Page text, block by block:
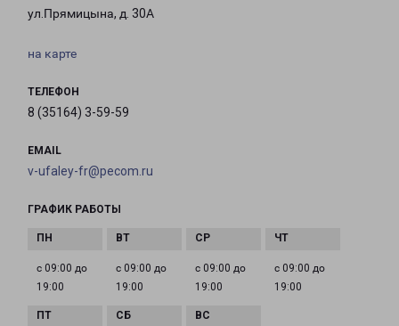
ул.Прямицына, д. 30А
на карте
ТЕЛЕФОН
8 (35164) 3-59-59
EMAIL
v-ufaley-fr@pecom.ru
ГРАФИК РАБОТЫ
с 09:00 до
19:00
с 09:00 до
19:00
с 09:00 до
19:00
с 09:00 до
19:00